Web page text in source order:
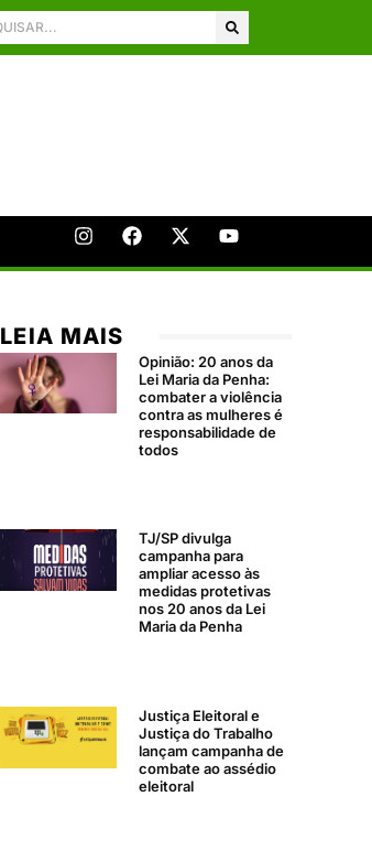
LEIA MAIS
Opinião: 20 anos da
Lei Maria da Penha:
combater a violência
contra as mulheres é
responsabilidade de
todos
TJ/SP divulga
campanha para
ampliar acesso às
medidas protetivas
nos 20 anos da Lei
Maria da Penha
Justiça Eleitoral e
Justiça do Trabalho
lançam campanha de
combate ao assédio
eleitoral